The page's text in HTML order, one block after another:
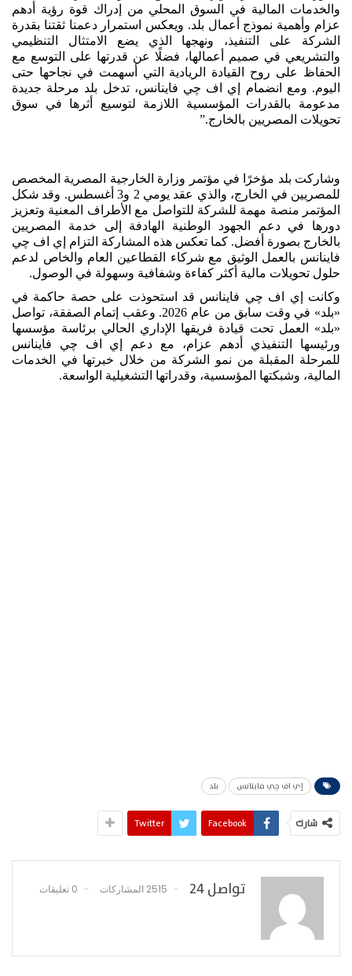
والخدمات المالية في السوق المحلي من إدراك قوة رؤية أدهم
عزام وأهمية نموذج أعمال بلد. ويعكس استمرار دعمنا ثقتنا بقدرة
الشركة على التنفيذ، ونهجها الذي يضع الامتثال التنظيمي
والتشريعي في صميم أعمالها، فضلًا عن قدرتها على التوسع مع
الحفاظ على روح القيادة الريادية التي أسهمت في نجاحها حتى
اليوم. ومع انضمام إي اف چي فاينانس، تدخل بلد مرحلة جديدة
مدعومة بالقدرات المؤسسية اللازمة لتوسيع أثرها في سوق
تحويلات المصريين بالخارج.”
وشاركت بلد مؤخرًا في مؤتمر وزارة الخارجية المصرية المخصص
للمصريين في الخارج، والذي عقد يومي 2 و3 أغسطس. وقد شكل
المؤتمر منصة مهمة للشركة للتواصل مع الأطراف المعنية وتعزيز
دورها في دعم الجهود الوطنية الهادفة إلى خدمة المصريين
بالخارج بصورة أفضل. كما تعكس هذه المشاركة التزام إي اف چي
فاينانس بالعمل الوثيق مع شركاء القطاعين العام والخاص لدعم
حلول تحويلات مالية أكثر كفاءة وشفافية وسهولة في الوصول.
وكانت إي اف چي فاينانس قد استحوذت على حصة حاكمة في
«بلد» في وقت سابق من عام 2026. وعقب إتمام الصفقة، تواصل
«بلد» العمل تحت قيادة فريقها الإداري الحالي برئاسة مؤسسها
ورئيسها التنفيذي أدهم عزام، مع دعم إي اف چي فاينانس
للمرحلة المقبلة من نمو الشركة من خلال خبرتها في الخدمات
المالية، وشبكتها المؤسسية، وقدراتها التشغيلية الواسعة.
إي اف چي فاينانس بلد
شارك Facebook
Twitter
تواصل 24 2515 المشاركات 0 تعليقات